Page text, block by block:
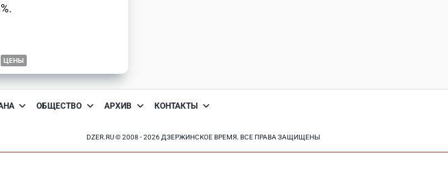
ЦЕНЫ
ОБЩЕСТВО АРХИВ КОНТАКТЫ
DZER.RU © 2008 - 2026 ДЗЕРЖИНСКОЕ ВРЕМЯ. ВСЕ ПРАВА ЗАЩИЩЕНЫ